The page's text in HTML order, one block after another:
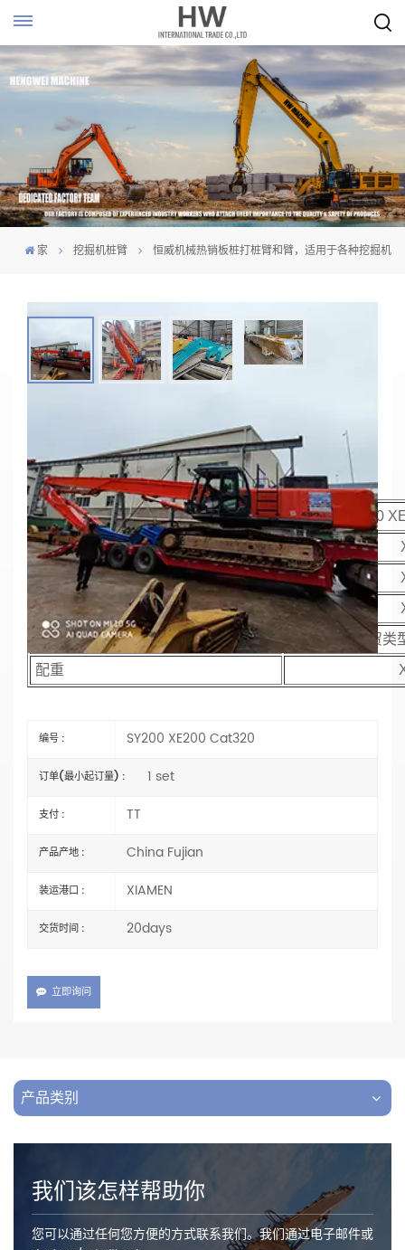
家 挖掘机桩臂 恒威机械热销板桩打桩臂和臂，适用于各种挖掘机
材质：Q355B
主要参数
模型
SY200
动臂长度
臂长
锤头臂
手臂油缸类型
外贸类
配重
编号 : SY200 XE200 Cat320
订单(最小起订量) : 1 set
支付 : TT
产品产地 : China Fujian
装运港口 : XIAMEN
交货时间 : 20days
立即询问
产品类别
我们该怎样帮助你
您可以通过任何您方便的方式联系我们。我们通过电子邮件或